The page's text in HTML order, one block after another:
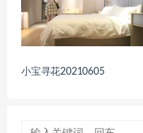
小宝寻花20210605